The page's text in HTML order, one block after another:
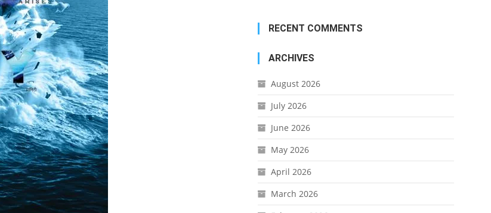
RECENT COMMENTS
ARCHIVES
August 2026
July 2026
June 2026
May 2026
April 2026
March 2026